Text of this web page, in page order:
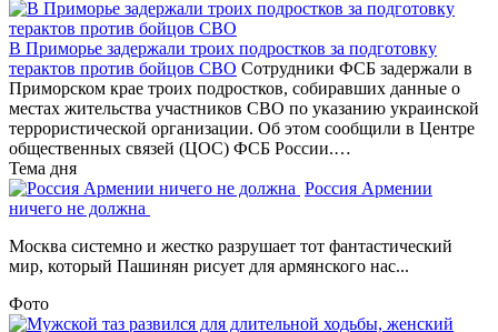
В Приморье задержали троих подростков за подготовку
терактов против бойцов СВО Сотрудники ФСБ задержали в
Приморском крае троих подростков, собиравших данные о
местах жительства участников СВО по указанию украинской
террористической организации. Об этом сообщили в Центре
общественных связей (ЦОС) ФСБ России.…
Тема дня
Россия Армении
ничего не должна
Москва системно и жестко разрушает тот фантастический
мир, который Пашинян рисует для армянского нас...
Фото